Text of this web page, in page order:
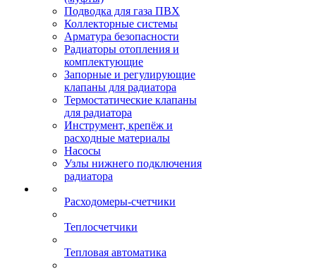
Подводка для газа ПВХ
Коллекторные системы
Арматура безопасности
Радиаторы отопления и
комплектующие
Запорные и регулирующие
клапаны для радиатора
Термостатические клапаны
для радиатора
Инструмент, крепёж и
расходные материалы
Насосы
Узлы нижнего подключения
радиатора
Расходомеры-счетчики
Теплосчетчики
Тепловая автоматика